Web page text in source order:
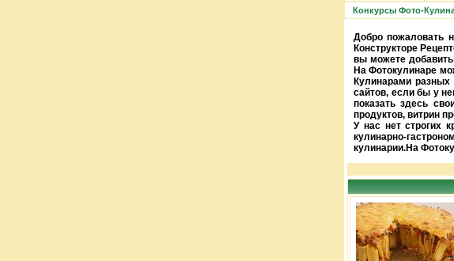
Конкурсы Фото-
Добро пожаловать
Конструкторе
вы можете
На Фотокулинаре
Кулинарами
сайтов, если бы у
показать здесь
продуктов, витрин
У нас нет строгих
кулинарно-
кулинарии.На